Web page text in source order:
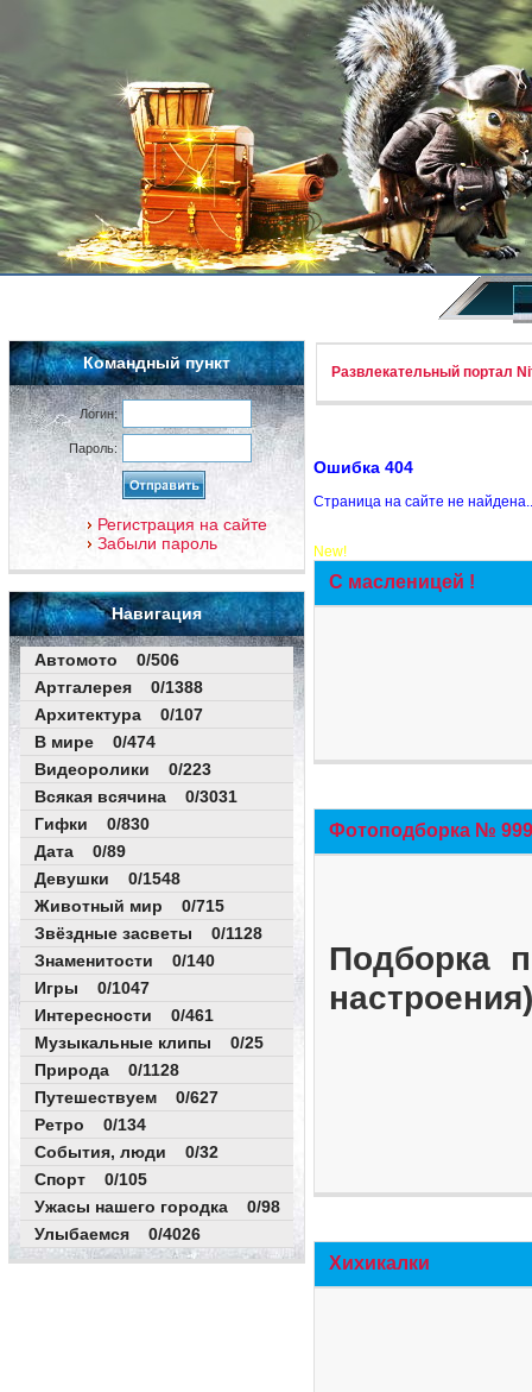
Командный пункт
Логин:
Пароль:
Регистрация на сайте
Забыли пароль
Навигация
Автомото 0/506
Артгалерея 0/1388
Архитектура 0/107
В мире 0/474
Видеоролики 0/223
Всякая всячина 0/3031
Гифки 0/830
Дата 0/89
Девушки 0/1548
Животный мир 0/715
Звёздные засветы 0/1128
Знаменитости 0/140
Игры 0/1047
Интересности 0/461
Музыкальные клипы 0/25
Природа 0/1128
Путешествуем 0/627
Ретро 0/134
События, люди 0/32
Спорт 0/105
Ужасы нашего городка 0/98
Улыбаемся 0/4026
Развлекательный портал
Ошибка 404
Страница на сайте не
New!
С масленицей !
Фотоподборка №
Подборка
Хихикалки